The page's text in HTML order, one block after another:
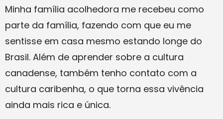
Minha família acolhedora me recebeu como
parte da família, fazendo com que eu me
sentisse em casa mesmo estando longe do
Brasil. Além de aprender sobre a cultura
canadense, também tenho contato com a
cultura caribenha, o que torna essa vivência
ainda mais rica e única.